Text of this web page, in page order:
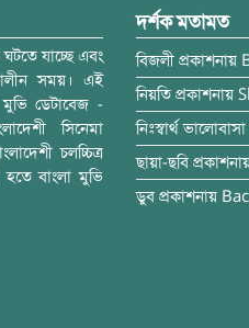
ঘটতে যাচ্ছে এবং
সময়। এই
ডেটাবেজ -
সিনেমা
চলচ্চিত্র
হতে বাংলা মুভি
দর্শক মতামত
বিজলী প্রকাশনায়
নিয়তি প্রকাশনায়
নিঃস্বার্থ ভালোবাসা
ছায়া-ছবি
ডুব প্রকাশনায়